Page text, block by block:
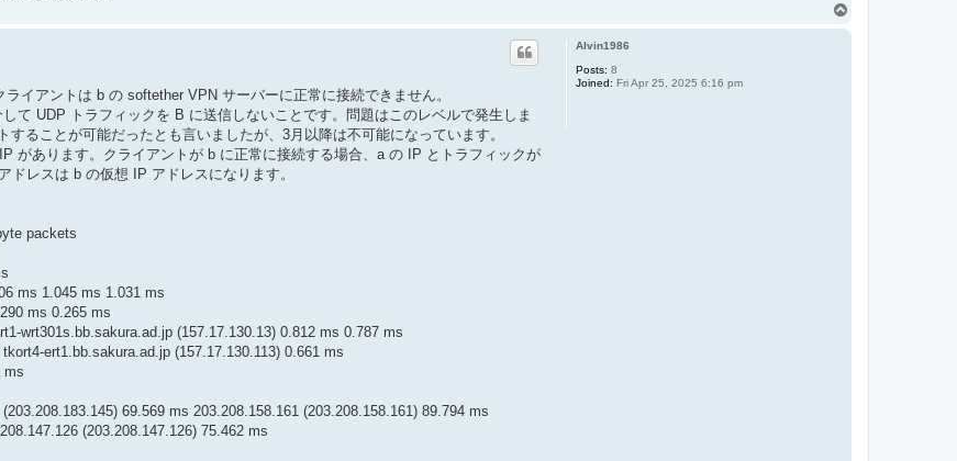
Alvin1986
Posts: 8
Joined: Fri Apr 25, 2025 6:16 pm
イアントは b の softether VPN サーバーに正常に接続できません。
て UDP トラフィックを B に送信しないことです。問題はこのレベルで発生しま
ることが可能だったとも言いましたが、3月以降は不可能になっています。
があります。クライアントが b に正常に接続する場合、a の IP とトラフィックが
レスは b の仮想 IP アドレスになります。
packets
ms 1.045 ms 1.031 ms
ms 0.265 ms
wrt301s.bb.sakura.ad.jp (157.17.130.13) 0.812 ms 0.787 ms
ert1.bb.sakura.ad.jp (157.17.130.113) 0.661 ms
ms
69.569 ms 203.208.158.161 (203.208.158.161) 89.794 ms
(203.208.147.126) 75.462 ms